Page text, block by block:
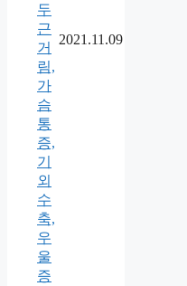
두
근
거
림,
가
슴
통
증,
기
외
수
축,
우
울
증
2021.11.09